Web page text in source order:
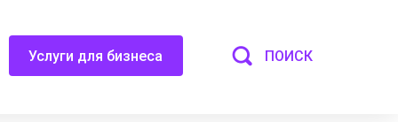
Услуги для бизнеса ПОИСК